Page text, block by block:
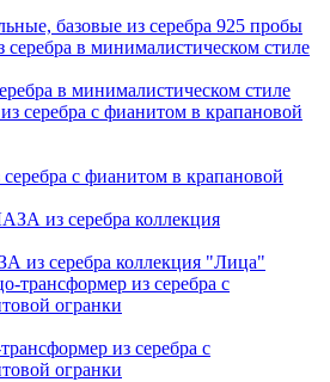
базовые из серебра 925 пробы
в минималистическом стиле
с фианитом в крапановой
из серебра коллекция "Лица"
из серебра с
огранки